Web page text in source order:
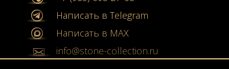
Написать в Telegram
Написать в MAX
info@stone-collection.ru